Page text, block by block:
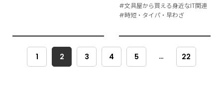
#文具屋から買える身近なIT関連
#時短・タイパ・早わざ
1 2 3 4 5 … 22